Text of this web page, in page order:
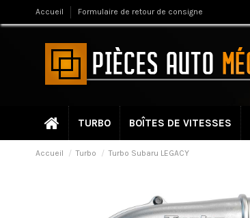
Accueil Formulaire de retour de consigne
TURBO BOÎTES DE VITESSES
Accueil Turbo Turbo Subaru LEGACY